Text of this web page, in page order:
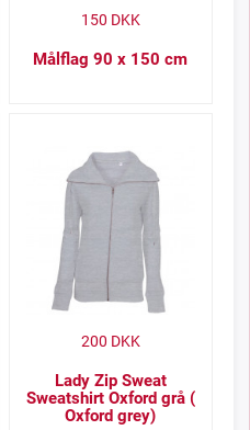
Målflag 90 x 150 cm
150 DKK
Lady Zip Sweat
Sweatshirt Oxford grå (
Oxford grey)
200 DKK